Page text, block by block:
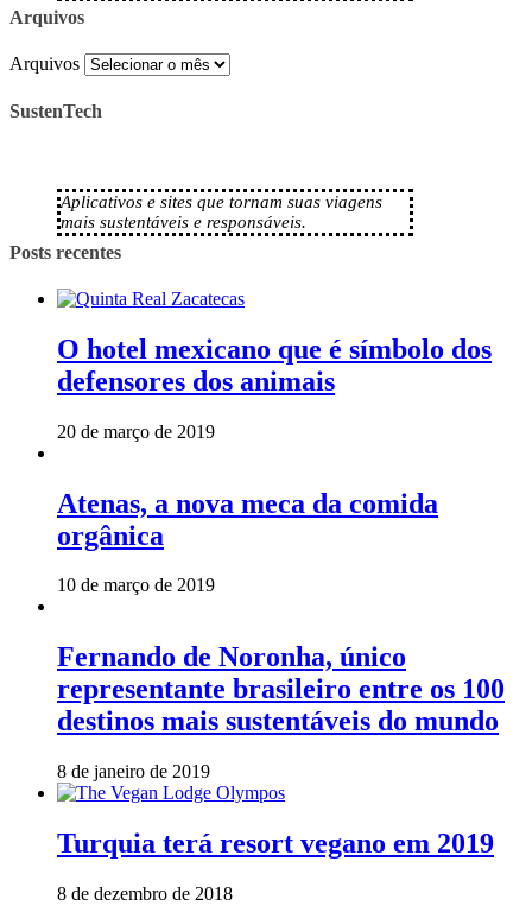
Arquivos
Arquivos
SustenTech
Aplicativos e sites que tornam suas viagens
mais sustentáveis e responsáveis.
Posts recentes
O hotel mexicano que é símbolo dos
defensores dos animais
20 de março de 2019
Atenas, a nova meca da comida
orgânica
10 de março de 2019
Fernando de Noronha, único
representante brasileiro entre os 100
destinos mais sustentáveis do mundo
8 de janeiro de 2019
Turquia terá resort vegano em 2019
8 de dezembro de 2018